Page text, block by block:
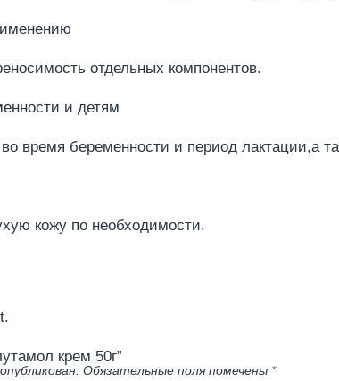
отдельных компонентов.
и детям
время беременности и период лактации,а
кожу по необходимости.
крем 50г”
Обязательные поля помечены *